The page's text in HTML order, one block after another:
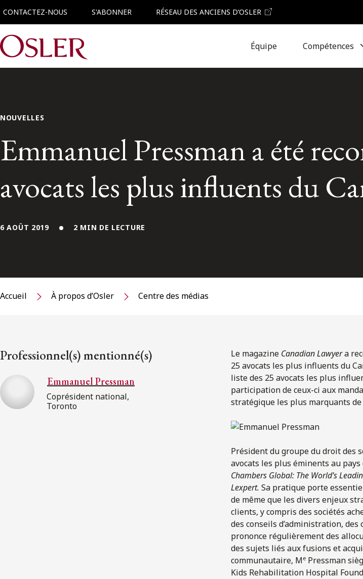
CONTACTEZ-NOUS S'ABONNER RÉSEAU DES ANCIENS D’OSLER
Main Navigation Équipe Compétences
NOUVELLES
Emmanuel Pressman a été
avocats les plus influents du
6 AOÛT 2019 2 MIN DE LECTURE
Accueil À propos d’Osler Centre des médias
Professionnel(s) mentionné(s)
Emmanuel Pressman
Coprésident national,
Toronto
Le magazine Canadian Lawyera
25 avocats les plus influents du
liste des 25 avocats les plus
participation de ceux-ci aux
stratégique les plus marquants de
Président du groupe du droit des
avocats les plus éminents au
Chambers Global: The World’s
Lexpert. Sa pratique porte
de même que les divers enjeux
clients, y compris des sociétés
des conseils d’administration,
prononce régulièrement des
des sujets liés aux fusions et
communautaire, Me Pressman
Kids Rehabilitation Hospital